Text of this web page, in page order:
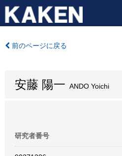
前のページに戻る
安藤 陽一 ANDO Yoichi
研究者番号